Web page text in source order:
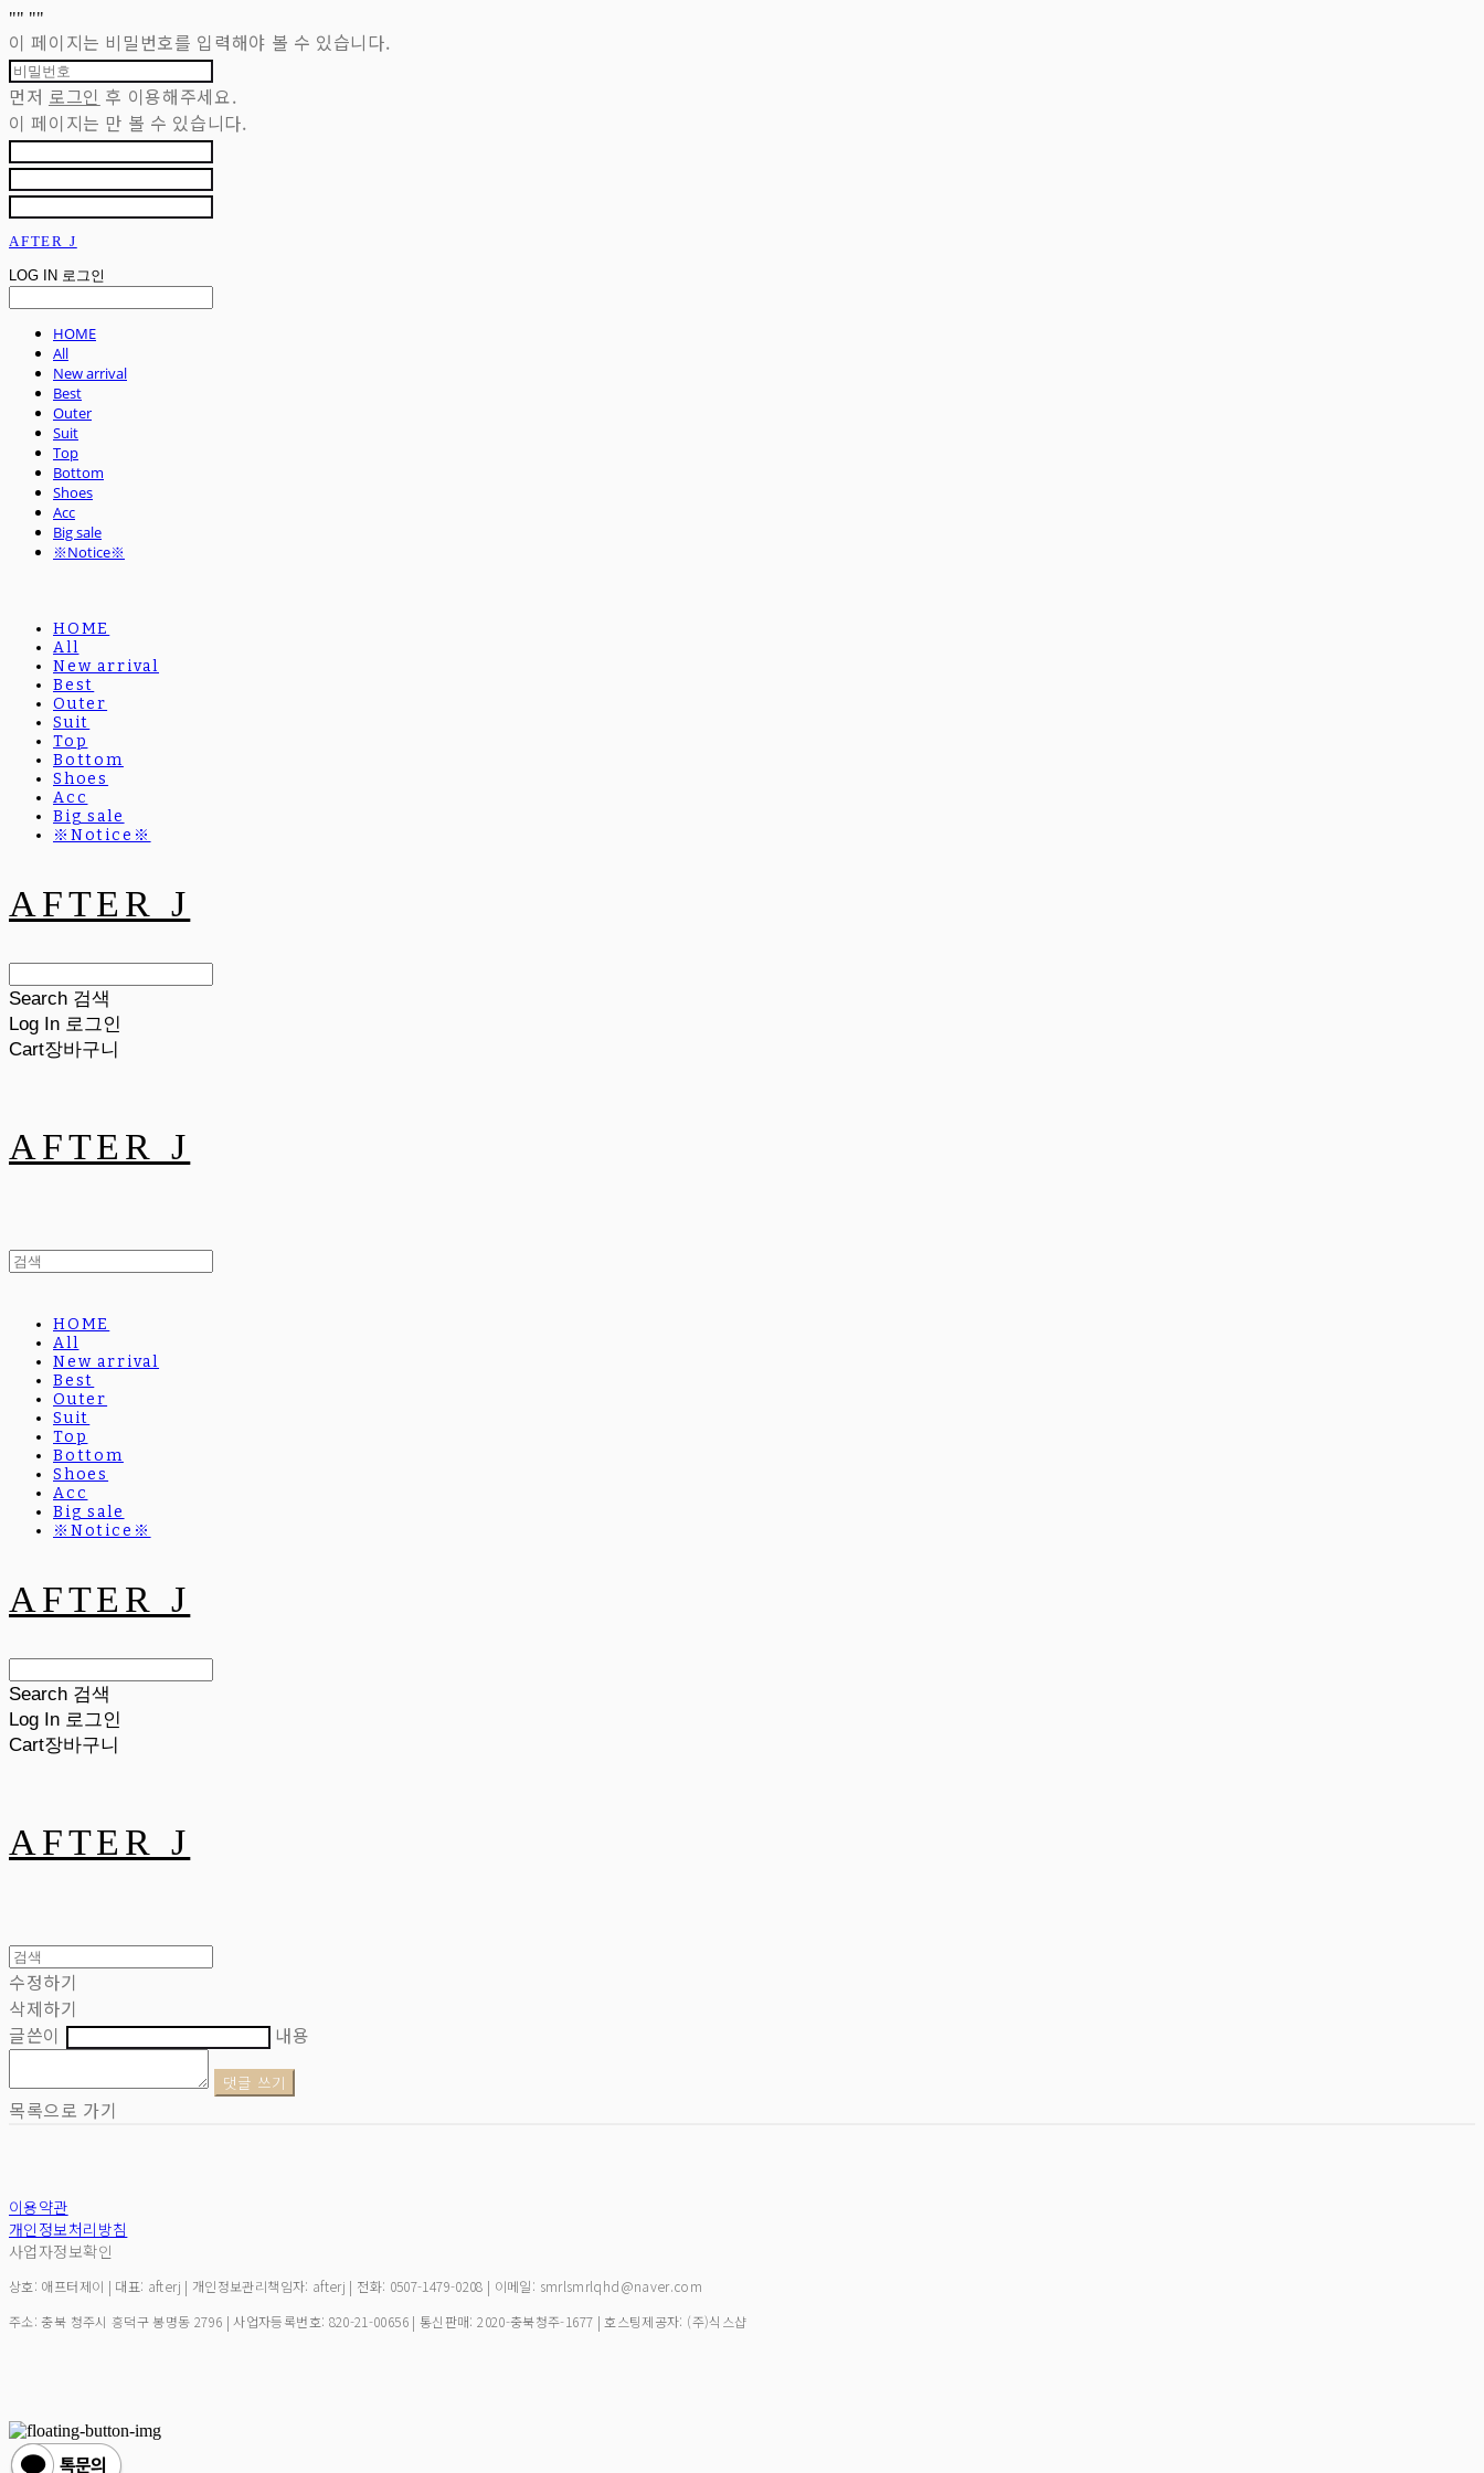
"" ""
이 페이지는 비밀번호를 입력해야 볼 수 있습니다.
먼저 로그인 후 이용해주세요.
이 페이지는 만 볼 수 있습니다.
AFTER J
LOG IN 로그인
HOME
All
New arrival
Best
Outer
Suit
Top
Bottom
Shoes
Acc
Big sale
※Notice※
HOME
All
New arrival
Best
Outer
Suit
Top
Bottom
Shoes
Acc
Big sale
※Notice※
AFTER J
Search 검색
Log In 로그인
Cart장바구니
AFTER J
HOME
All
New arrival
Best
Outer
Suit
Top
Bottom
Shoes
Acc
Big sale
※Notice※
AFTER J
Search 검색
Log In 로그인
Cart장바구니
AFTER J
수정하기
삭제하기
글쓴이
내용
댓글 쓰기
목록으로 가기
이용약관
개인정보처리방침
사업자정보확인
상호: 애프터제이 | 대표: afterj | 개인정보관리책임자: afterj | 전화: 0507-1479-0208 | 이메일: smrlsmrlqhd@naver.com
주소: 충북 청주시 흥덕구 봉명동 2796 | 사업자등록번호: 820-21-00656| 통신판매:2020-충북청주-1677 | 호스팅제공자: (주)식스샵